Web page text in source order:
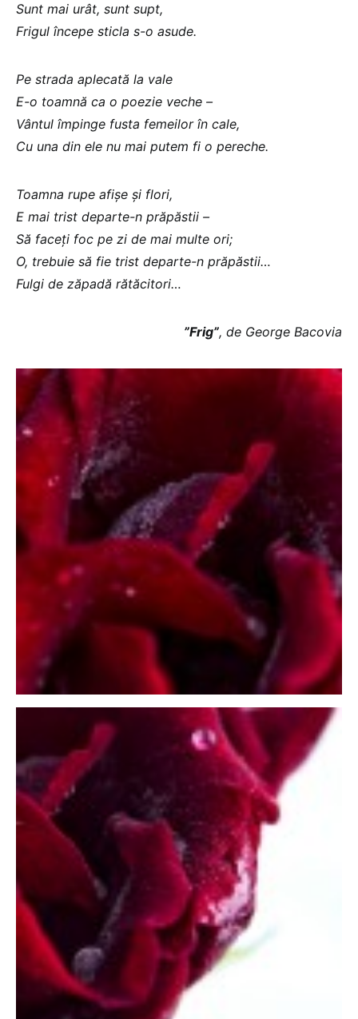
Sunt mai urât, sunt supt,
Frigul începe sticla s-o asude.
Pe strada aplecată la vale
E-o toamnă ca o poezie veche –
Vântul împinge fusta femeilor în cale,
Cu una din ele nu mai putem fi o pereche.
Toamna rupe afişe şi flori,
E mai trist departe-n prăpăstii –
Să faceţi foc pe zi de mai multe ori;
O, trebuie să fie trist departe-n prăpăstii…
Fulgi de zăpadă rătăcitori…
”Frig”, de George Bacovia